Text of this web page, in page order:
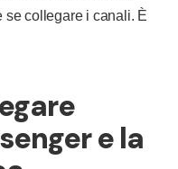
se collegare i canali. È
e la